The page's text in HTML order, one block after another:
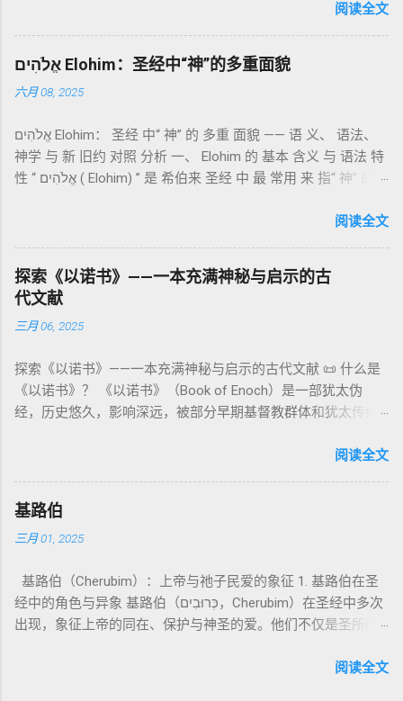
团契的象征； 赎罪祭 （chatat）：针对无意之罪的遮盖； 赎愆
祭 （asham）：针对特定罪行的赔偿与赎回。 这些制度不是单
纯宗教仪式，而是 神提供给罪人恢复关系的方式 。 希伯来文
祂的子民得洁净并维系同在。 三、祭司制度与敬拜秩序 亚伦与
记》强调他们的洁净、服饰、行为都必须与神的圣洁相称。 祭
司是 圣所的看守者、律法的教导者与百姓的代求者 。他们的失
败（如拿答与亚比户擅献凡火）立刻带来神的审判（利10
限 第11–15章讲述关于食物、疾病（如大麻风）、体液等“洁净
与不洁”的律例。其目的不是为了迷信或隔离，而是建立 圣洁与
秩序感 ，帮助以色列人活在神的同在中。 “洁净”不是等同于“无
罪”，而是不妨碍与神交往的状态。圣所是神居住之地，进入必
16章描述每年一次的“赎罪日”（Yom Kippur），大祭司进入至
圣所，用血为圣所与百姓遮罪。 这是整卷《利未记》的神学中
心： 神愿意居住在人中间； 罪必须被遮盖才能维持这同在；
神主动提供遮罪之道（两个祭牲，特别是“为耶和华”的与“归于
亚撒泻勒”的）。 这预表...
世纪），虽不在犹太/基督教主流正典之内（ 埃塞俄比亚正教
吉兹语（埃塞俄比亚语） 保存， 死海古卷 出土了多份 阿拉姆
语 残卷，另有 希腊文 片段，显示其广泛流传。 《一以诺书》
大体由五部分组成（作者与年代各异）： 《守望者之书》（1–
通婚、巨人（尼非利人）的出现，以及神对其囚禁与审判。
《比喻/相似喻之书》（37–71） ：频繁出现“ 那位人子/拣选
者/义者 ”，刻画末世审判与王权。 《天文之书》（72–82） ：
：以异象回顾以色列史并预示末世。 《以诺书信》（91–108）
：智慧训诫、“祸哉”、义人与恶人的结局等。 提示：另有《二
以诺书》（斯拉夫文）与《三以诺书》（希伯来文），属更晚
期以诺传统，不等同于《一以诺书》。 二、为什么重要？——
呼应 犹大书14–15 几乎逐字引 1 Enoch 1:9（“主带着千万圣者
的“深渊囚禁”叙事共振。 彼后2:4 用“ 他他路斯 （Tartarus）”指
天使囚禁之所，贴近以诺传统语境。 福音书/启示录 中的“ 人子
来临与天使同来、坐在荣耀宝座审判列国 ”（太24–25；启1、
观 ：以诺将“巨人之灵”为游行污灵的渊源学解释，补给了新约
驱魔叙事背后的“灵界词库”（可1、路8；亦参弗6:12“执政掌
权”）。 阴间与审判意象 ：Sheol 的分区、册卷与火刑等图像，
：以诺传统对压迫者的“祸哉”，与 雅各书 对不义富者的警告
（雅5）形成呼应。 ...
阅读全文
אֱלֹהִים Elohim：圣经中“神”的多重面貌
六月 08, 2025
אֱלֹהִים Elohim： 圣经 中“ 神” 的 多重 面貌 —— 语 义、 语法、
神学 与 新 旧约 对照 分析 一、 Elohim 的 基本 含义 与 语法 特
性 “ אֱלֹהִים ( Elohim) ” 是 希伯来 圣经 中 最 常用 来 指“ 神” 的
者”。 ✦ 语法 现象： Elohim 是 一个 复数 形式 （“- im” 后
世 记 1: 1）； 在 其他 语 境 中也 可 用于 复数 意义， 如 指 多
神、 属 灵 存在、 审判 官 等； 因此， 需 借助 上下文 判断 语
义 和 神学 定位 。 二、 希伯来 圣经 中 Elohim 的 主要 用法 与
示例 分类 类型 用法 说明 示例 经文 含义 1. 真神 指 以色列 的
所 崇拜 的 神祇 出 20: 3 假 神/ 偶像（ gods） 3. 属 灵 存在
神 的 众 子、 天使、 神圣 议会 成员 诗 82: 1, 申 32: 8– 9
神圣 存在（ divine beings） 4. 法官 被 委托 施行 神 审判者 出
权 代表 受托 执行 神 旨意 的 人（ 如 摩西） 出 7: 1 神 的 代言
人（ divine proxy） 6. 强调 威严 复数 形式 强调 尊贵 超自然 的
显现 撒 上 28: 13 灵界 显现 或 尊称（ majestic plural） 三、
בְּרֵאשִׁית בָּרָא אֱלֹהִים...” “ 起初， 神（ Elohim） 创造 天地。” 尽
语法 结构 显示 这 是在 强调 一位 ...
阅读全文
探索《以诺书》——一本充满神秘与启示的古
代文献
三月 06, 2025
探索《以诺书》——一本充满神秘与启示的古代文献 📜 什么是
《以诺书》？ 《以诺书》（Book of Enoch）是一部犹太伪
经，历史悠久，影响深远，被部分早期基督教群体和犹太传统
的曾祖父——的名义写成，包含大量关于天使、堕落、审判和弥
行，神将他取去，他就不在世了。” 这一神秘的记载激发了后世
关于以诺与神的关系、天国奥秘的丰富想象。《以诺书》便是
这种想象的结晶。 📖《以诺书》的主要内容 《以诺书》并非一
之书》（1 Enoch 1-36） 讲述堕落天使（守望者，Watchers）
如何违背神的命令，与人类女子结合，生下巨人（Nephilim）。
这些天使教授人类各种知识，如金属锻造、药草使用和占星
洪水洁净世界。 这一描述与《创世记 6:1-4》的“神的众子”相呼
阅读全文
基路伯
三月 01, 2025
基路伯（Cherubim）：上帝与祂子民爱的象征 1. 基路伯在圣
经中的角色与异象 基路伯（כְּרוּבִים，Cherubim）在圣经中多次
出现，象征上帝的同在、保护与神圣的爱。他们不仅是圣所的
护者 在《创世记》3:24中，基路伯首次出现，被安置在伊甸园
阅读全文